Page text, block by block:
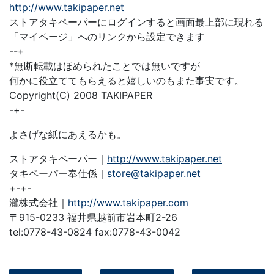
http://www.takipaper.net
ストアタキペーパーにログインすると画面最上部に現れる
「マイページ」へのリンクから設定できます
--+
*無断転載はほめられたことでは無いですが
何かに役立ててもらえると嬉しいのもまた事実です。
Copyright(C) 2008 TAKIPAPER
-+-
よさげな紙にあえるかも。
ストアタキペーパー｜ http://www.takipaper.net
タキペーパー奉仕係｜ store@takipaper.net
+-+-
瀧株式会社｜ http://www.takipaper.com
〒915-0233 福井県越前市岩本町2-26
tel:0778-43-0824 fax:0778-43-0042